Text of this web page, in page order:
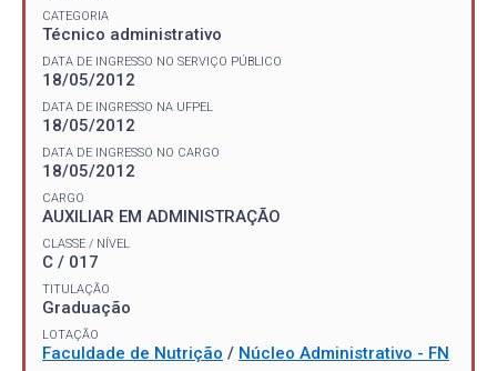
CATEGORIA
Técnico administrativo
DATA DE INGRESSO NO SERVIÇO PÚBLICO
18/05/2012
DATA DE INGRESSO NA UFPEL
18/05/2012
DATA DE INGRESSO NO CARGO
18/05/2012
CARGO
AUXILIAR EM ADMINISTRAÇÃO
CLASSE / NÍVEL
C / 017
TITULAÇÃO
Graduação
LOTAÇÃO
Faculdade de Nutrição / Núcleo Administrativo - FN